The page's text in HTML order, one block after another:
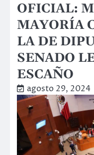
OFICIAL:
MAYORÍA
LA DE
SENADO
ESCAÑO
agosto 29, 2024